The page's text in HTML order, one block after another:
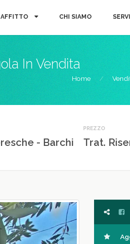
AFFITTO CHI SIAMO
In Vendita
Home
- Barchi
PREZZO
Trat.